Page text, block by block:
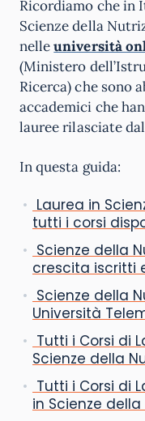
Ricordiamo che in
Scienze della
nelleuniversità
(Ministero
Ricerca) che sono
accademici che
lauree rilasciate
In questa guida:
Laurea in
tutti i corsi
Scienze della
crescita iscritti
Scienze della
Università
Tutti i Corsi di
Scienze della
Tutti i Corsi di
in Scienze